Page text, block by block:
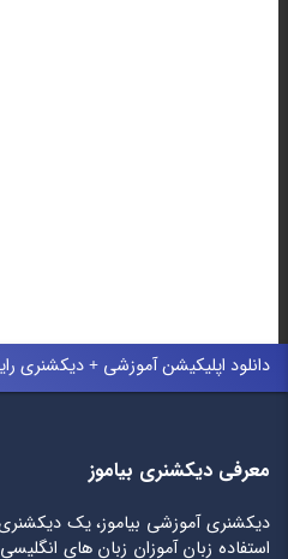
دانلود اپلیکیشن آموزشی + دیکشنری
معرفی دیکشنری بیاموز
دیکشنری آموزشی بیاموز، یک
استفاده زبان آموزان زبان های